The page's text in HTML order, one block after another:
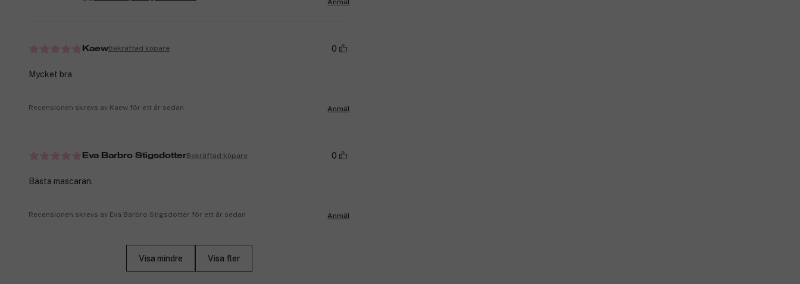
KaewBekräftad köpare 0
Mycket bra
Recensionen skrevs av Kaew för ett år sedan Anmäl
Eva Barbro StigsdotterBekräftad köpare 0
Bästa mascaran.
Recensionen skrevs av Eva Barbro Stigsdotter för ett år sedan Anmäl
Visa mindre Visa fler